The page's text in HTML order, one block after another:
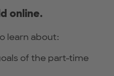
online.
learn about:
of the part-time